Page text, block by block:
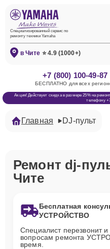
Специализированный сервис по
ремонту техники Yamaha
в Чите ⭐ 4.9 (1000+)
+7 (800) 100-49-87
БЕСПЛАТНО для всех
Акция! Действует скидка в размере 25% на
телефону
Главная DJ-пульт
Ремонт dj-
Чите
Бесплатная
УСТРОЙСТВО
Специалист перезвонит и
вопросам ремонта
время.